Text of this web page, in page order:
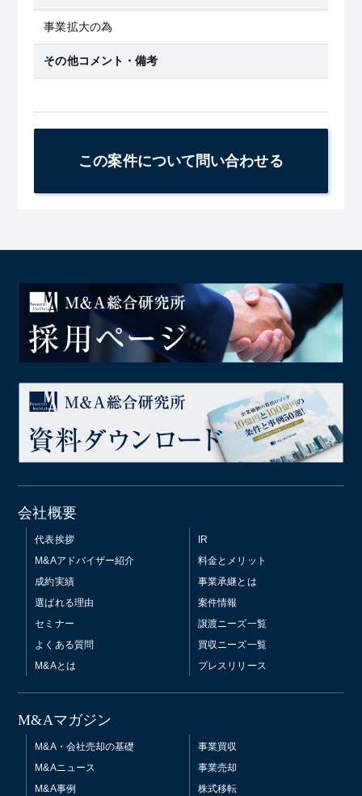
事業拡大の為
その他コメント・備考
この案件について問い合わせる
会社概要
代表挨拶
M&Aアドバイザー紹介
成約実績
選ばれる理由
セミナー
よくある質問
M&Aとは
IR
料金とメリット
事業承継とは
案件情報
譲渡ニーズ一覧
買収ニーズ一覧
プレスリリース
M&Aマガジン
M&A・会社売却の基礎
M&Aニュース
M&A事例
事業買収
事業売却
株式移転